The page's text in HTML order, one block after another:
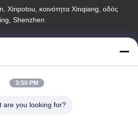
Xinpotou, κοινότητα Xinqiang, οδός
Shenzhen
Μηχανή κατασκευής ιμάντων PP
3:50 PM
are you looking for?